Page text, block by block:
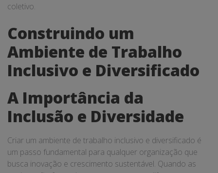
coletivo.
Construindo um
Ambiente de Trabalho
Inclusivo e Diversificado
A Importância da
Inclusão e Diversidade
Criar um ambiente de trabalho inclusivo e diversificado é
um passo fundamental para qualquer organização que
busca inovação e crescimento sustentável. Quando as